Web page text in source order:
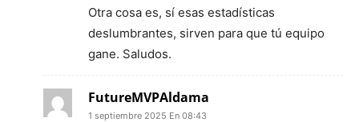
Otra cosa es, sí esas estadísticas
deslumbrantes, sirven para que tú equipo
gane. Saludos.
FutureMVPAldama
1 septiembre 2025 En 08:43